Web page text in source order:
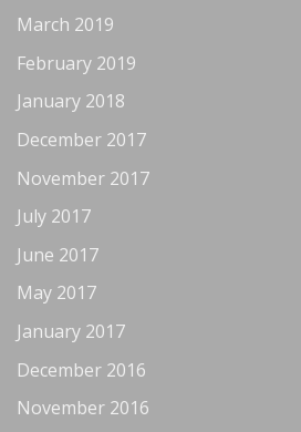
March 2019
February 2019
January 2018
December 2017
November 2017
July 2017
June 2017
May 2017
January 2017
December 2016
November 2016